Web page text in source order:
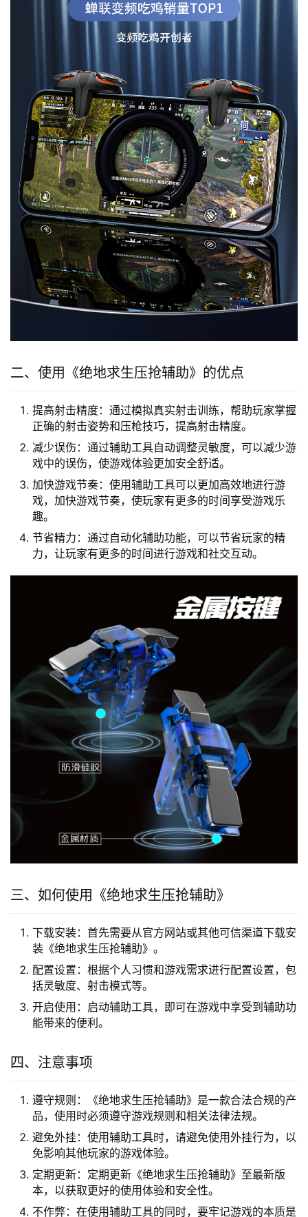
二、使用《绝地求生压抢辅助》的优点
提高射击精度：通过模拟真实射击训练，帮助玩家掌握
正确的射击姿势和压枪技巧，提高射击精度。
减少误伤：通过辅助工具自动调整灵敏度，可以减少游
戏中的误伤，使游戏体验更加安全舒适。
加快游戏节奏：使用辅助工具可以更加高效地进行游
戏，加快游戏节奏，使玩家有更多的时间享受游戏乐
趣。
节省精力：通过自动化辅助功能，可以节省玩家的精
力，让玩家有更多的时间进行游戏和社交互动。
三、如何使用《绝地求生压抢辅助》
下载安装：首先需要从官方网站或其他可信渠道下载安
装《绝地求生压抢辅助》。
配置设置：根据个人习惯和游戏需求进行配置设置，包
括灵敏度、射击模式等。
开启使用：启动辅助工具，即可在游戏中享受到辅助功
能带来的便利。
四、注意事项
遵守规则：《绝地求生压抢辅助》是一款合法合规的产
品，使用时必须遵守游戏规则和相关法律法规。
避免外挂：使用辅助工具时，请避免使用外挂行为，以
免影响其他玩家的游戏体验。
定期更新：定期更新《绝地求生压抢辅助》至最新版
本，以获取更好的使用体验和安全性。
不作弊：在使用辅助工具的同时，要牢记游戏的本质是